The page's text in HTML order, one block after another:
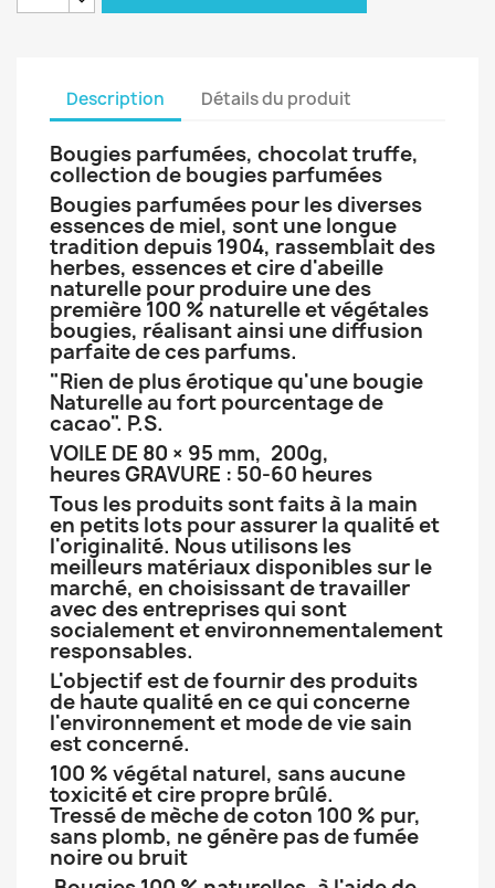
Description Détails du produit
Bougies parfumées, chocolat truffe,
collection de bougies parfumées
Bougies parfumées pour les diverses
essences de miel, sont une longue
tradition depuis 1904, rassemblait des
herbes, essences et cire d'abeille
naturelle pour produire une des
première 100 % naturelle et végétales
bougies, réalisant ainsi une diffusion
parfaite de ces parfums.
"Rien de plus érotique qu'une bougie
Naturelle au fort pourcentage de
cacao". P.S.
VOILE DE 80 × 95 mm, 200g,
heures GRAVURE : 50-60 heures
Tous les produits sont faits à la main
en petits lots pour assurer la qualité et
l'originalité. Nous utilisons les
meilleurs matériaux disponibles sur le
marché, en choisissant de travailler
avec des entreprises qui sont
socialement et environnementalement
responsables.
L'objectif est de fournir des produits
de haute qualité en ce qui concerne
l'environnement et mode de vie sain
est concerné.
100 % végétal naturel, sans aucune
toxicité et cire propre brûlé.
Tressé de mèche de coton 100 % pur,
sans plomb, ne génère pas de fumée
noire ou bruit